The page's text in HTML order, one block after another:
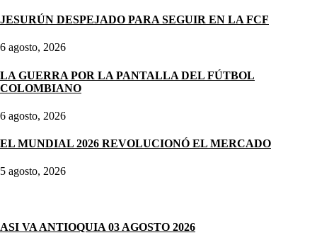
JESURÚN DESPEJADO PARA SEGUIR EN LA FCF
6 agosto, 2026
LA GUERRA POR LA PANTALLA DEL FÚTBOL
COLOMBIANO
6 agosto, 2026
EL MUNDIAL 2026 REVOLUCIONÓ EL MERCADO
5 agosto, 2026
ASI VA ANTIOQUIA 03 AGOSTO 2026